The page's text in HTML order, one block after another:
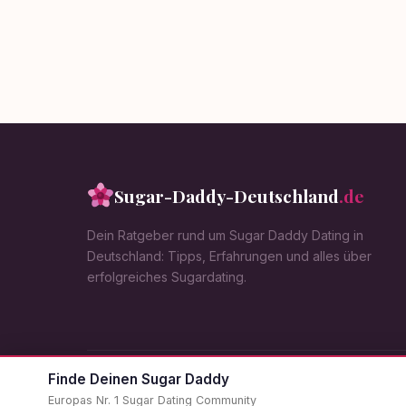
Finde Deinen Sugar Daddy
Europas Nr. 1 Sugar Dating Community
Sugar-Daddy-Deutschland.de
Dein Ratgeber rund um Sugar Daddy Dating in
Deutschland: Tipps, Erfahrungen und alles über
erfolgreiches Sugardating.
© Sugar-Daddy-Deutschland 2026. Alle Rechte